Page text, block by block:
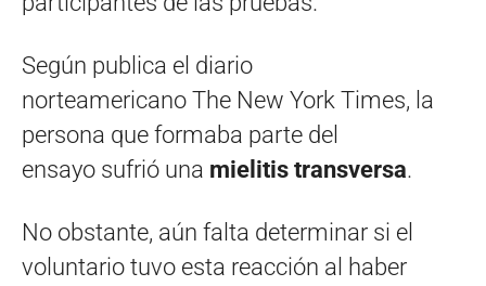
Según publica el diario
norteamericano The New York Times, la
persona que formaba parte del
ensayo sufrió una mielitis transversa.
No obstante, aún falta determinar si el
voluntario tuvo esta reacción al haber